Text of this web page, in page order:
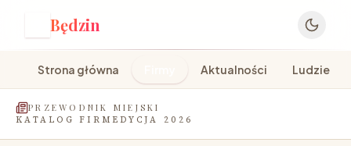
Będzin
Strona główna Aktualności Ludzie
PRZEWODNIK MIEJSKI
KATALOG FIRMEDYCJA 2026